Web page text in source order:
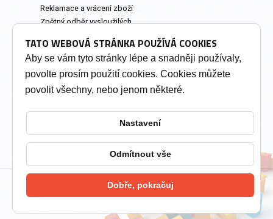
Reklamace a vrácení zboží
Zpětný odběr vysloužilých
Prodejna a osobní odběr
INFORMACE
Změnit nastavení cookies
2026 © Tonery Olomouc - Tonery do tiskáren
TATO WEBOVÁ STRÁNKA POUŽÍVÁ COOKIES
Aby se vám tyto stránky lépe a snadněji používaly,
povolte prosím použití cookies. Cookies můžete
povolit všechny, nebo jenom některé.
Nastavení
Odmítnout vše
Dobře, pokračuj